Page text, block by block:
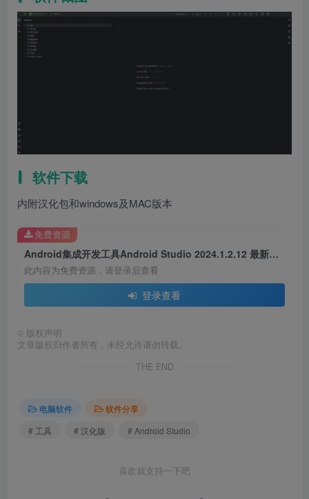
软件下载
内附汉化包和windows及MAC版本
Android集成开发工具Android Studio 2024.1.2.12 最新官方免费版含最新SDK及中文汉化包
此内容为免费资源，请登录后查看
登录查看
免费资源
© 版权声明
文章版权归作者所有，未经允许请勿转载。
THE END
电脑软件
软件分享
# 工具
# 汉化版 # Android Studio
喜欢就支持一下吧